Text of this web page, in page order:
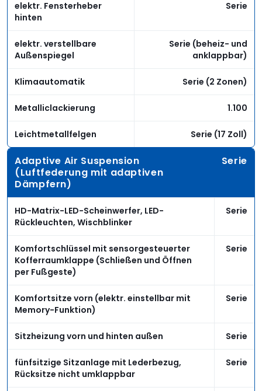
elektr. Fensterheber
hinten
Serie
elektr. verstellbare
Außenspiegel
Serie (beheiz- und
anklappbar)
Klimaautomatik Serie (2 Zonen)
Metalliclackierung 1.100
Leichtmetallfelgen Serie (17 Zoll)
Adaptive Air Suspension
(Luftfederung mit adaptiven
Dämpfern)
Serie
HD-Matrix-LED-Scheinwerfer, LED-
Rückleuchten, Wischblinker
Serie
Komfortschlüssel mit sensorgesteuerter
Kofferraumklappe (Schließen und Öffnen
per Fußgeste)
Serie
Komfortsitze vorn (elektr. einstellbar mit
Memory-Funktion)
Serie
Sitzheizung vorn und hinten außen Serie
fünfsitzige Sitzanlage mit Lederbezug,
Rücksitze nicht umklappbar
Serie